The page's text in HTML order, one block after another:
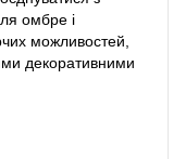
омбре і
можливостей,
декоративними